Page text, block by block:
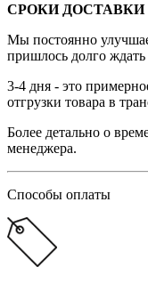
СРОКИ ДОСТАВКИ
Мы постоянно
пришлось долго
3-4 дня - это
отгрузки товара в
Более детально о
менеджера.
Способы оплаты